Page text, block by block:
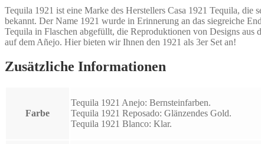
Tequila 1921 ist eine Marke des Herstellers Casa 1921 Tequila,
bekannt. Der Name 1921 wurde in Erinnerung an das siegreiche
Tequila in Flaschen abgefüllt, die Reproduktionen von Designs
auf dem Añejo. Hier bieten wir Ihnen den 1921 als 3er Set an!
Zusätzliche Informationen
Farbe
Tequila 1921 Anejo: Bernsteinfarben.
Tequila 1921 Reposado: Glänzendes Gold.
Tequila 1921 Blanco: Klar.